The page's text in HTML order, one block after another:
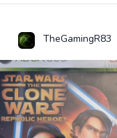
TheGamingR83